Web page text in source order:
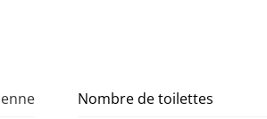
Nombre de toilettes